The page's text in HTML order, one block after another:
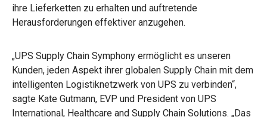
ihre Lieferketten zu erhalten und auftretende
Herausforderungen effektiver anzugehen.
„UPS Supply Chain Symphony ermöglicht es unseren
Kunden, jeden Aspekt ihrer globalen Supply Chain mit dem
intelligenten Logistiknetzwerk von UPS zu verbinden“,
sagte Kate Gutmann, EVP und President von UPS
International, Healthcare and Supply Chain Solutions.​ „Das